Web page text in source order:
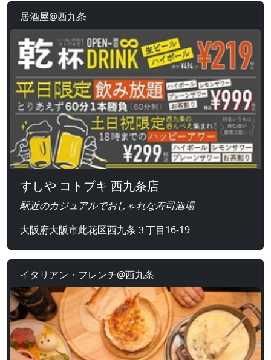
居酒屋@西九条
すしや コトブキ 西九条店
駅近のカジュアルでおしゃれな寿司酒場
大阪府大阪市此花区西九条３丁目16-19
イタリアン・フレンチ@西九条